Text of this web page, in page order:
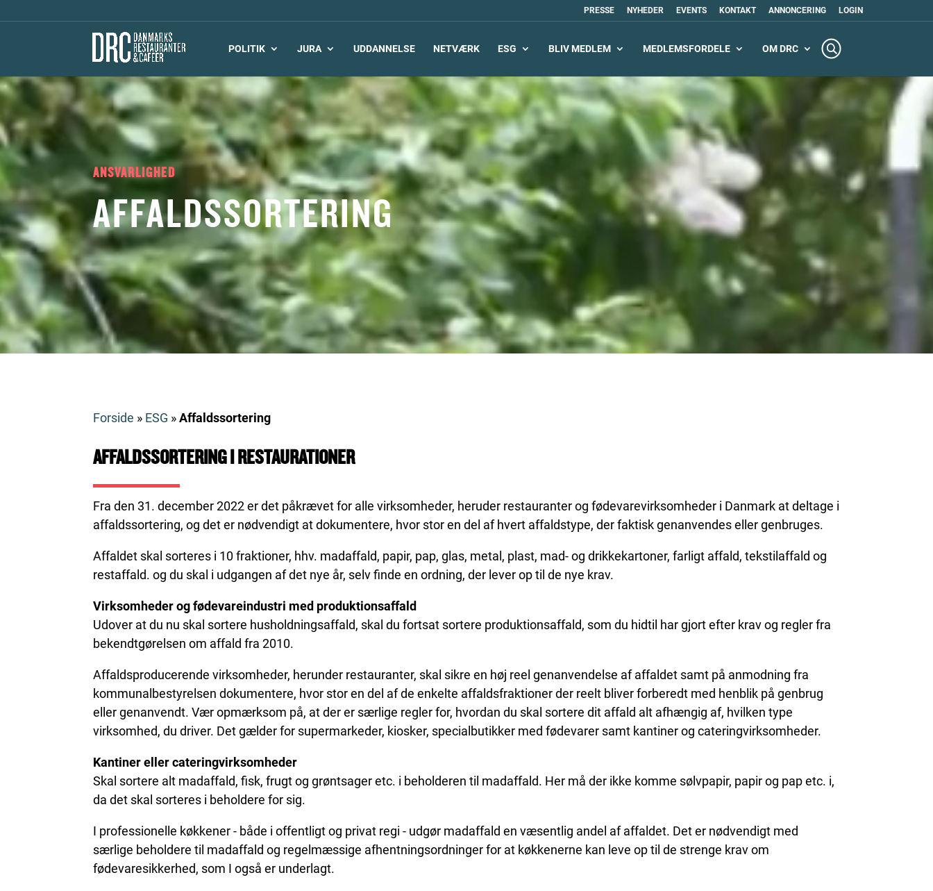
PRESSE NYHEDER EVENTS KONTAKT ANNONCERING LOGIN
POLITIK JURA UDDANNELSE NETVÆRK ESG BLIV MEDLEM MEDLEMSFORDELE OM DRC
ANSVARLIGHED
AFFALDSSORTERING
Forside » ESG »Affaldssortering
AFFALDSSORTERING I RESTAURATIONER
Fra den 31. december 2022 er det påkrævet for alle virksomheder, heruder restauranter og fødevarevirksomheder i Danmark at deltage i
affaldssortering, og det er nødvendigt at dokumentere, hvor stor en del af hvert affaldstype, der faktisk genanvendes eller genbruges.
Affaldet skal sorteres i 10 fraktioner, hhv. madaffald, papir, pap, glas, metal, plast, mad- og drikkekartoner, farligt affald, tekstilaffald og
restaffald. og du skal i udgangen af det nye år, selv finde en ordning, der lever op til de nye krav.
Virksomheder og fødevareindustri med produktionsaffald
Udover at du nu skal sortere husholdningsaffald, skal du fortsat sortere produktionsaffald, som du hidtil har gjort efter krav og regler fra
bekendtgørelsen om affald fra 2010.
Affaldsproducerende virksomheder, herunder restauranter, skal sikre en høj reel genanvendelse af affaldet samt på anmodning fra
kommunalbestyrelsen dokumentere, hvor stor en del af de enkelte affaldsfraktioner der reelt bliver forberedt med henblik på genbrug
eller genanvendt. Vær opmærksom på, at der er særlige regler for, hvordan du skal sortere dit affald alt afhængig af, hvilken type
virksomhed, du driver. Det gælder for supermarkeder, kiosker, specialbutikker med fødevarer samt kantiner og cateringvirksomheder.
Kantiner eller cateringvirksomheder
Skal sortere alt madaffald, fisk, frugt og grøntsager etc. i beholderen til madaffald. Her må der ikke komme sølvpapir, papir og pap etc. i,
da det skal sorteres i beholdere for sig.
I professionelle køkkener - både i offentligt og privat regi - udgør madaffald en væsentlig andel af affaldet. Det er nødvendigt med
særlige beholdere til madaffald og regelmæssige afhentningsordninger for at køkkenerne kan leve op til de strenge krav om
fødevaresikkerhed, som I også er underlagt.